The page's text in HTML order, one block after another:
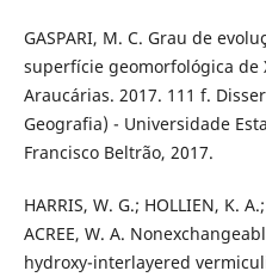
GASPARI, M. C. Grau de
superfície geomorfológica de
Araucárias. 2017. 111 f.
Geografia) - Universidade
Francisco Beltrão, 2017.
HARRIS, W. G.; HOLLIEN, K.
ACREE, W. A.
hydroxy-interlayered